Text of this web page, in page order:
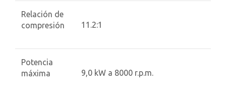
Relación de
compresión
11.2:1
Potencia
máxima
9,0 kW a 8000 r.p.m.